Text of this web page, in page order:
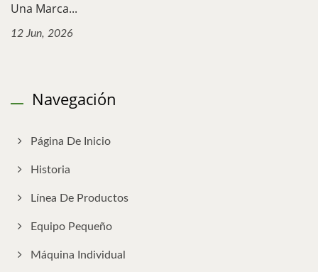
Una Marca...
12 Jun, 2026
Navegación
Página De Inicio
Historia
Línea De Productos
Equipo Pequeño
Máquina Individual